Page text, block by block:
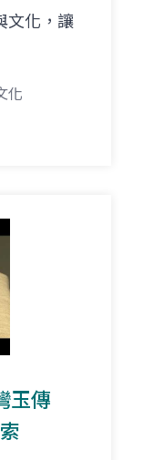
文化，讓
化
玉傳